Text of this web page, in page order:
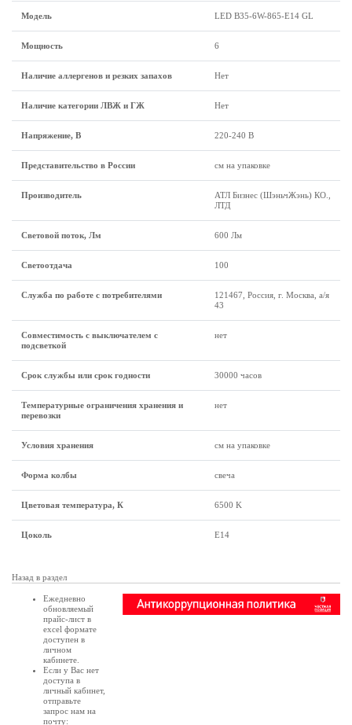
Модель LED B35-6W-865-E14 GL
Мощность 6
Наличие аллергенов и резких запахов Нет
Наличие категории ЛВЖ и ГЖ Нет
Напряжение, В 220-240 В
Представительство в России см на упаковке
Производитель
АТЛ Бизнес (ШэньчЖэнь) КО.,
ЛТД
Световой поток, Лм 600 Лм
Светоотдача 100
Служба по работе с потребителями
121467, Россия, г. Москва, а/я
43
Совместимость с выключателем с
подсветкой
нет
Срок службы или срок годности 30000 часов
Температурные ограничения хранения и
перевозки
нет
Условия хранения см на упаковке
Форма колбы свеча
Цветовая температура, К 6500 K
Цоколь E14
Назад в раздел
Ежедневно
обновляемый
прайс-лист в
excel формате
доступен в
личном
кабинете
Если у Вас нет
доступа в
личный кабинет,
отправьте
запрос нам на
почту: